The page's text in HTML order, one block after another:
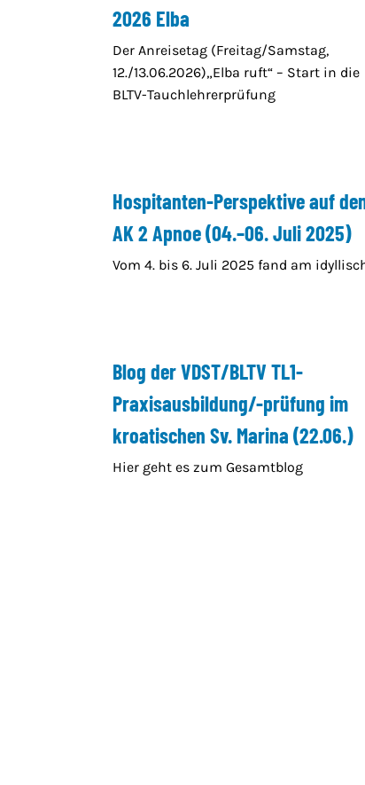
2026 Elba
Der Anreisetag (Freitag/Samstag,
12./13.06.2026)„Elba ruft“ – Start in die
BLTV-Tauchlehrerprüfung
Hospitanten-Perspektive auf
AK 2 Apnoe (04.–06. Juli 2025)
Vom 4. bis 6. Juli 2025 fand am
Blog der VDST/BLTV TL1-
Praxisausbildung/-prüfung im
kroatischen Sv. Marina (22.06.)
Hier geht es zum Gesamtblog